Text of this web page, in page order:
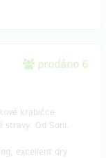
prodáno 6
krabičce
stravy. Od Soni.
excellent dry